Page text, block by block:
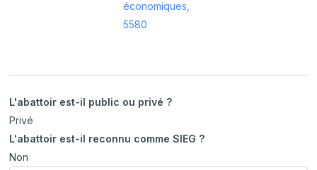
économiques,
5580
L'abattoir est-il public ou privé ?
Privé
L'abattoir est-il reconnu comme SIEG ?
Non